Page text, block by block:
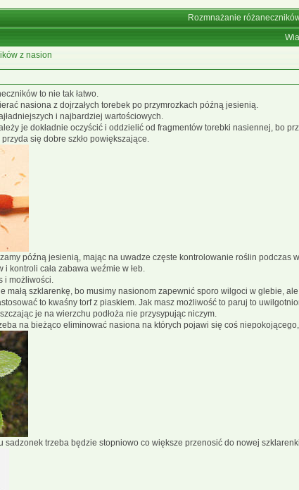
Rozmnażanie
z nasion
to nie tak łatwo.
nasiona z dojrzałych torebek po przymrozkach późną jesienią.
i najbardziej wartościowych.
je dokładnie oczyścić i oddzielić od fragmentów torebki nasiennej, bo
się dobre szkło powiększające.
późną jesienią, mając na uwadze częste kontrolowanie roślin podczas
i kontroli cała zabawa weźmie w łeb.
i możliwości.
małą szklarenkę, bo musimy nasionom zapewnić sporo wilgoci w glebie,
to kwaśny torf z piaskiem. Jak masz możliwość to paruj to
je na wierzchu podłoża nie przysypując niczym.
na bieżąco eliminować nasiona na których pojawi się coś
sadzonek trzeba będzie stopniowo co większe przenosić do nowej